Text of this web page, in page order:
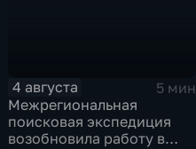
4 августа
5 мин
Межрегиональная
поисковая экспедиция
возобновила работу в